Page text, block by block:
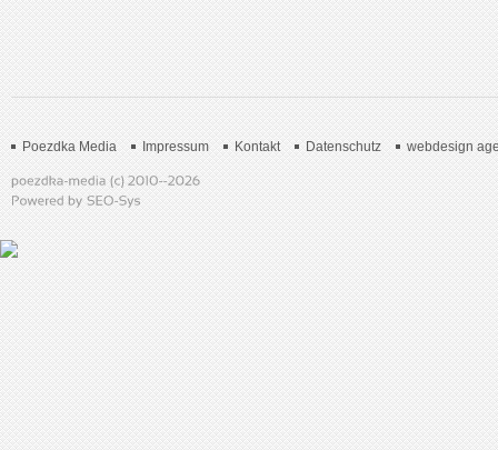
Poezdka Media Impressum Kontakt Datenschutz webdesign